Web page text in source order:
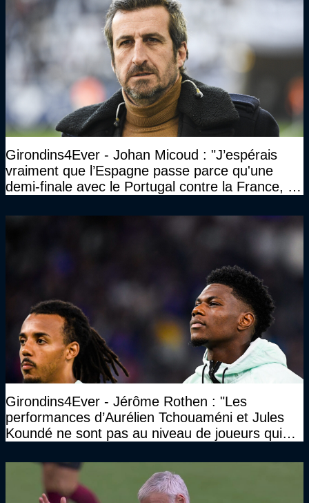
Girondins4Ever - Johan Micoud : "J’espérais
vraiment que l’Espagne passe parce qu'une
demi-finale avec le Portugal contre la France, tu
Girondins4Ever - Jérôme Rothen : "Les
performances d’Aurélien Tchouaméni et Jules
Koundé ne sont pas au niveau de joueurs qui